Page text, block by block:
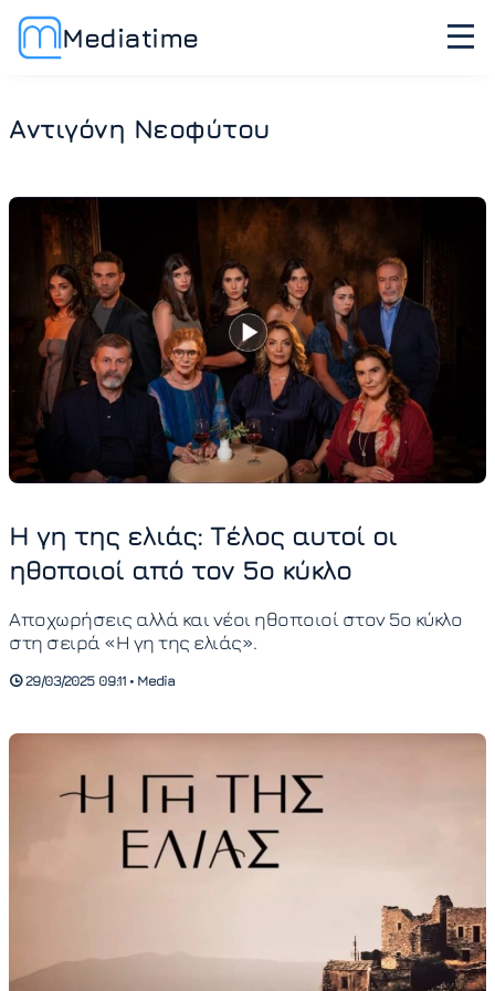
Mediatime
Αντιγόνη Νεοφύτου
Η γη της ελιάς: Τέλος αυτοί οι
ηθοποιοί από τον 5ο κύκλο
Αποχωρήσεις αλλά και νέοι ηθοποιοί στον 5ο κύκλο
στη σειρά «Η γη της ελιάς».
29/03/2025 09:11 • Media